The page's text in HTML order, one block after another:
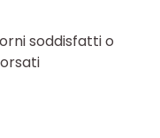
soddisfatti o